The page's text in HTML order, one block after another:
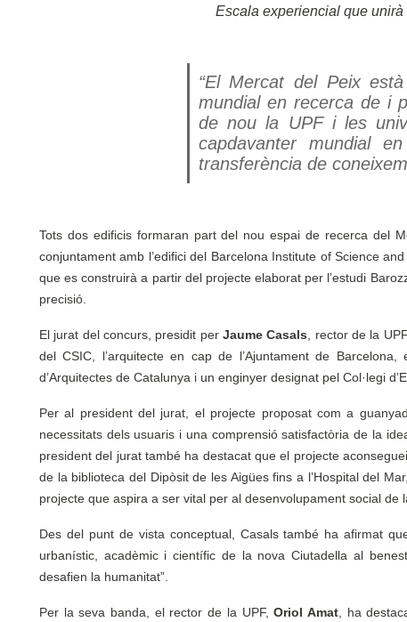
Escala experiencial que
“El Mercat del Peix
mundial en recerca de i
de nou la UPF i les
capdavanter mundial
transferència de
Tots dos edificis formaran part del nou espai de recerca del
conjuntament amb l’edifici del Barcelona Institute of Science
que es construirà a partir del projecte elaborat per l’estudi
precisió.
El jurat del concurs, presidit per Jaume Casals , rector de la
del CSIC, l’arquitecte en cap de l’Ajuntament de
d’Arquitectes de Catalunya i un enginyer designat pel Col·legi
Per al president del jurat, el projecte proposat com a
necessitats dels usuaris i una comprensió satisfactòria de la
president del jurat també ha destacat que el projecte
de la biblioteca del Dipòsit de les Aigües fins a l’Hospital del
projecte que aspira a ser vital per al desenvolupament social de
Des del punt de vista conceptual, Casals també ha afirmat
urbanístic, acadèmic i científic de la nova Ciutadella al
desafien la humanitat”.
Per la seva banda, el rector de la UPF,Oriol Amat, ha